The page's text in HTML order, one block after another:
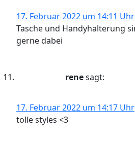
17. Februar 2022 um 14:11 Uhr
Tasche und Handyhalterung
gerne dabei
renesagt:
17. Februar 2022 um 14:17 Uhr
tolle styles <3